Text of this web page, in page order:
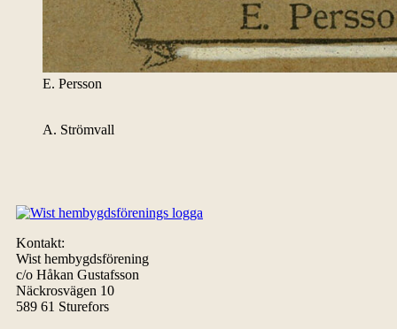
E. Persson
A. Strömvall
Kontakt:
Wist hembygdsförening
c/o Håkan Gustafsson
Näckrosvägen 10
589 61 Sturefors